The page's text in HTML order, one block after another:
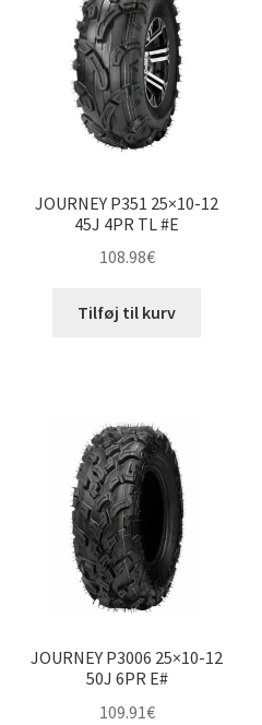
JOURNEY P351 25×10-12
45J 4PR TL #E
108.98€
Tilføj til kurv
JOURNEY P3006 25×10-12
50J 6PR E#
109.91€